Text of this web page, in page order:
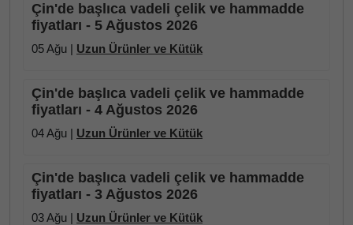
Çin'de başlıca vadeli çelik ve hammadde
fiyatları - 5 Ağustos 2026
05 Ağu | Uzun Ürünler ve Kütük
Çin'de başlıca vadeli çelik ve hammadde
fiyatları - 4 Ağustos 2026
04 Ağu | Uzun Ürünler ve Kütük
Çin'de başlıca vadeli çelik ve hammadde
fiyatları - 3 Ağustos 2026
03 Ağu | Uzun Ürünler ve Kütük